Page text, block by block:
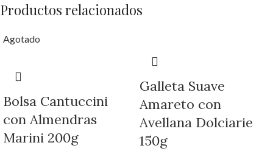
Productos relacionados
Agotado
Bolsa Cantuccini
con Almendras
Marini 200g
Galleta Suave
Amareto con
Avellana Dolciarie
150g